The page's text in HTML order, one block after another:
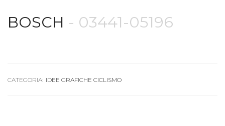
BOSCH - 03441-05196
CATEGORIA: IDEE GRAFICHE CICLISMO